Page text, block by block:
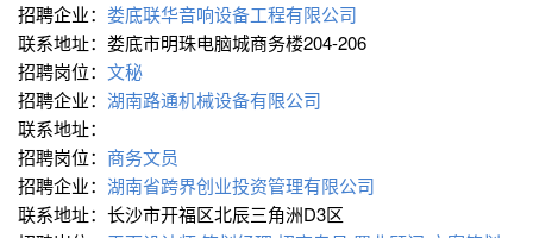
招聘企业： 娄底联华音响设备工程有限公司
联系地址：娄底市明珠电脑城商务楼204-206
招聘岗位： 文秘
招聘企业： 湖南路通机械设备有限公司
联系地址：
招聘岗位： 商务文员
招聘企业： 湖南省跨界创业投资管理有限公司
联系地址：长沙市开福区北辰三角洲D3区